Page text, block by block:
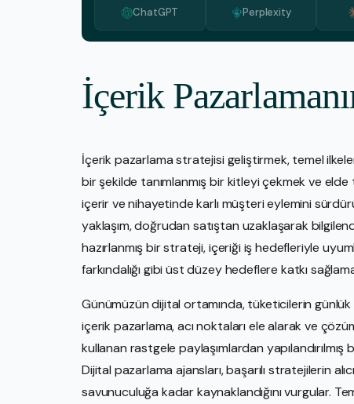
ChatGPT Perplexity
İçerik
İçerik pazarlama stratejisi geliştirmek, temel
bir şekilde tanımlanmış bir kitleyi çekmek ve
içerir ve nihayetinde karlı müşteri eylemini
yaklaşım, doğrudan satıştan uzaklaşarak
hazırlanmış bir strateji, içeriği iş hedefleriyle
farkındalığı gibi üst düzey hedeflere katkı
Günümüzün dijital ortamında, tüketicilerin günlük
içerik pazarlama, acı noktaları ele alarak ve
kullanan rastgele paylaşımlardan
Dijital pazarlama ajansları, başarılı stratejilerin
savunuculuğa kadar kaynaklandığını vurgular.